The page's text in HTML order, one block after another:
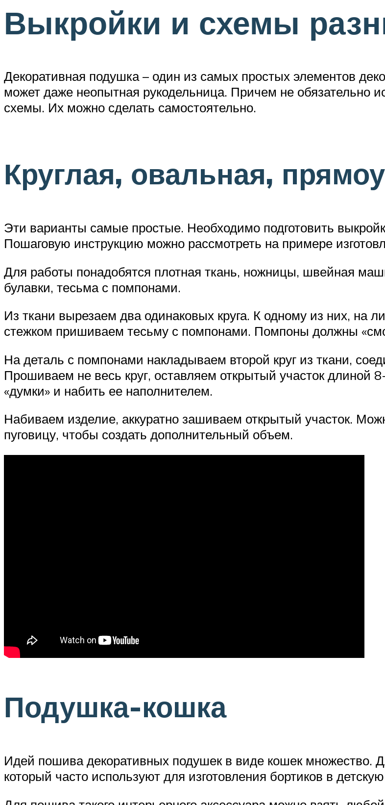
Выкройки и схемы
Декоративная подушка – один из самых простых элементов
может даже неопытная рукодельница. Причем не обязательно
схемы. Их можно сделать самостоятельно.
Круглая, овальная,
Эти варианты самые простые. Необходимо подготовить
Пошаговую инструкцию можно рассмотреть на примере
Для работы понадобятся плотная ткань, ножницы, швейная
булавки, тесьма с помпонами.
Из ткани вырезаем два одинаковых круга. К одному из них, на
стежком пришиваем тесьму с помпонами. Помпоны должны
На деталь с помпонами накладываем второй круг из ткани,
Прошиваем не весь круг, оставляем открытый участок длиной
«думки» и набить ее наполнителем.
Набиваем изделие, аккуратно зашиваем открытый участок.
пуговицу, чтобы создать дополнительный объем.
Подушка-кошка
Идей пошива декоративных подушек в виде кошек множество.
который часто используют для изготовления бортиков в детскую